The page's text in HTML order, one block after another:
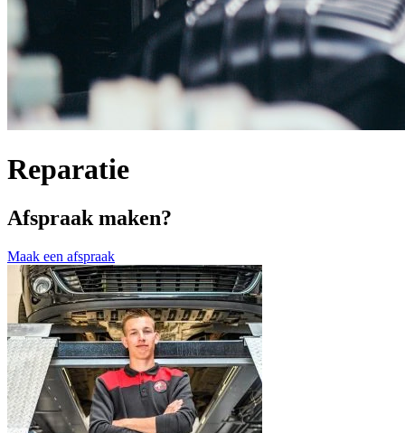
Reparatie
Afspraak maken?
Maak een afspraak